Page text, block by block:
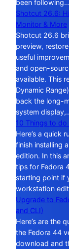
been
Shotcut 26.6:
Monitor & More
Shotcut 26.6
preview,
useful
and open-
available. This
Dynamic
back the long-
system
10 Things to
Here’s a quick
finish installing
edition. In this
tips for Fedora
starting point if
workstation
Upgrade to
and CLI)
Here’s are the
the Fedora 44
download and